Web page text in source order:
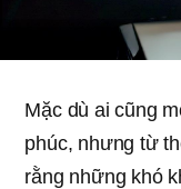
Mặc dù ai cũng
phúc, nhưng từ
rằng những khó